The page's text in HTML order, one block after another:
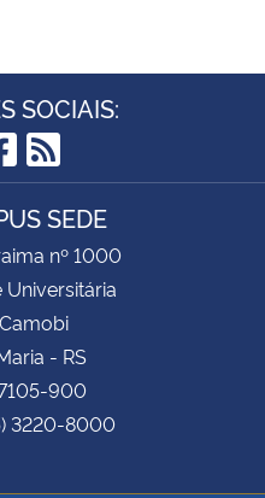
SOCIAIS:
RSS
SEDE
nº 1000
Universitária
- RS
900
3220-8000